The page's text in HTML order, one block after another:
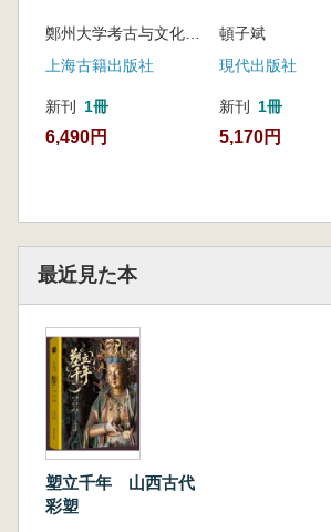
上海古籍出版社
新刊 1冊
6,490円
頓子斌
現代出版社
新刊 1冊
5,170円
最近見た本
塑立千年 山西古代
彩塑